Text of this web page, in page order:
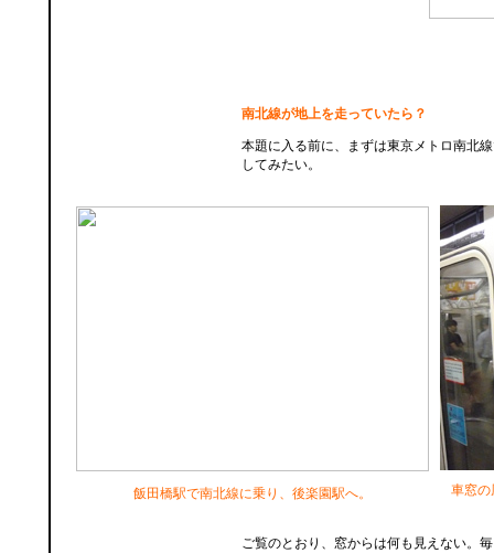
南北線が地上を走っていたら？
本題に入る前に、まずは東京メトロ南北
してみたい。
飯田橋駅で南北線に乗り、後楽園駅へ。 車窓の
ご覧のとおり、窓からは何も見えない。